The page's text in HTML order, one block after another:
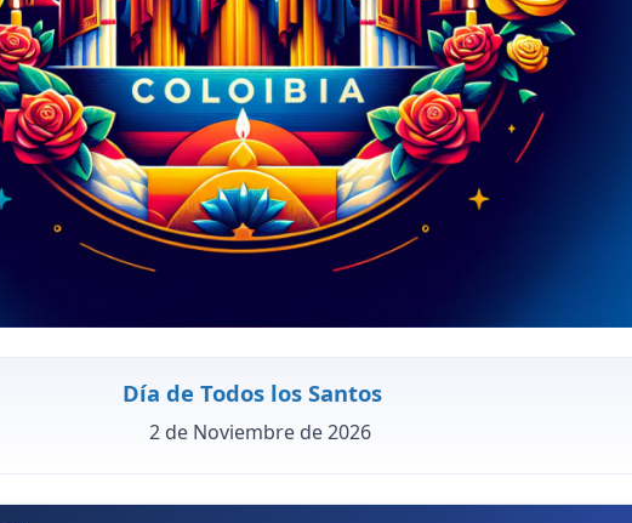
Día de Todos los Santos
2 de Noviembre de 2026